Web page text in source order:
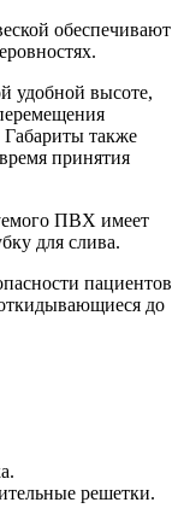
обеспечивают
удобной высоте,
Габариты также
принятия
ПВХ имеет
для слива.
пациентов
до
решетки.